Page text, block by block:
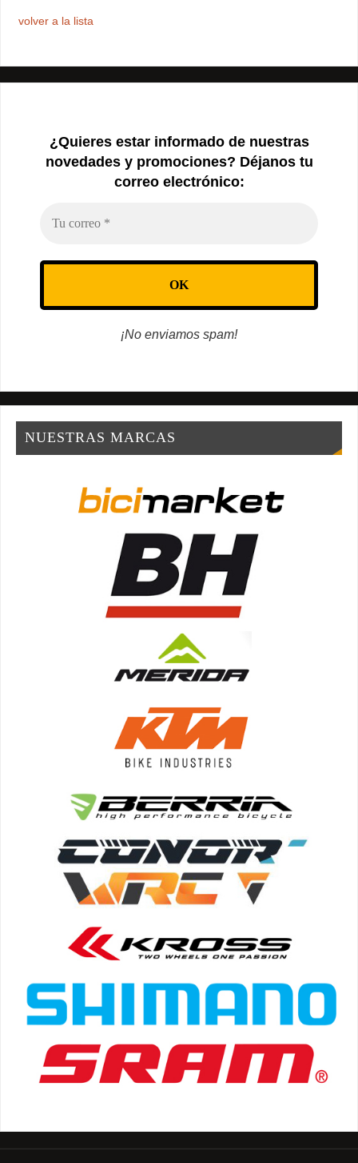
volver a la lista
¿Quieres estar informado de nuestras
novedades y promociones? Déjanos tu
correo electrónico:
¡No enviamos spam!
NUESTRAS MARCAS